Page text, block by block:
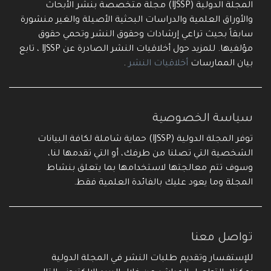
المجلة الدولية (IJSSP) مجلة متخصصة بنشر الأبحاث
والأوراق العلمية والدراسات البحثية الأصيلة والغير منشورة
سابقاً بحيث تراعي إرشادات وحقوق النشر وتحمي حقوق
مؤلفيها. للمزيد حول أخلاقيات النشر الصادرة عن IJSSP ، تابع
بيان الممارسات أخلاقيات النشر .
سياسة الخصوصية
توفر المجلة الدولية (IJSSP) حماية شاملة لكافة البيانات
الشخصية التي تصلنا من طرفك، أو التي تقدمها لنا،
وسوف تتم معالجتها لاستخدامها بما يتعلق بنشاط
المجلة وما يعود عليك بالفائدة العلمية فقط.
تواصل معنا
للإستفسار وتقديم طلبات النشر في المجلة الدولية